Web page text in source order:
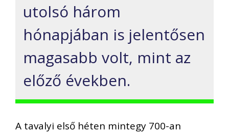
utolsó három
hónapjában is jelentősen
magasabb volt, mint az
előző években.
A tavalyi első héten mintegy 700-an